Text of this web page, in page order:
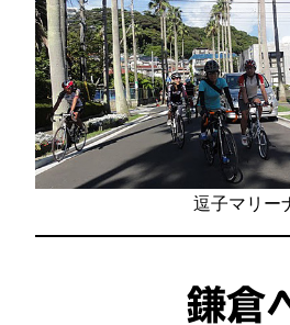
逗子マリー
鎌倉